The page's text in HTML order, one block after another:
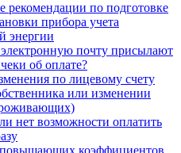
рекомендации по подготовке
прибора учета
энергии
почту присылают
об оплате?
по лицевому счету
или изменении
нет возможности оплатить